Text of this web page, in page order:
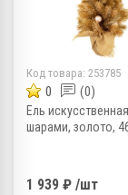
Код товара: 253785
0 (0)
Ель
шарами, золото,
1 939 ₽ /шт